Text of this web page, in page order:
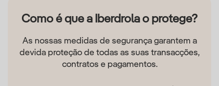
Como é que a Iberdrola o protege?
As nossas medidas de segurança garantem a
devida proteção de todas as suas transacções,
contratos e pagamentos.